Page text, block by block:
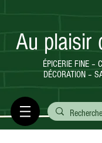
ÉPICERIE FINE –
DÉCORATION –
Au plaisir